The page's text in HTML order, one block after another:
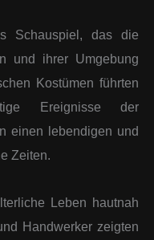
Schauspiel, das die
und ihrer Umgebung
Kostümen führten
Ereignisse der
einen lebendigen und
Zeiten.
Leben hautnah
Handwerker zeigten